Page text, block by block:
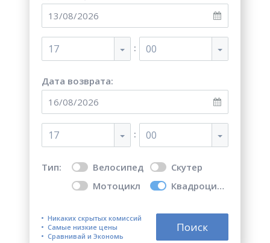
17 : 00
Дата возврата:
17 : 00
Тип: Велосипед
Скутер
Мотоцикл
Квадроцикл
Никаких скрытых комиссий
Самые низкие цены
Сравнивай и Экономь
Поиск